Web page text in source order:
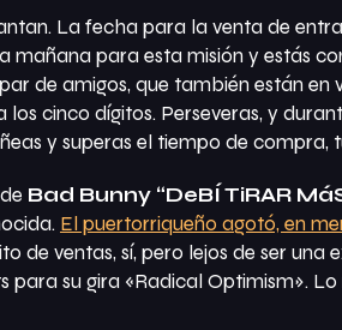
La fecha para la venta de
mañana para esta misión y estás
de amigos, que también están en
los cinco dígitos. Perseveras, y
y superas el tiempo de
Bad Bunny “DeBÍ TiRAR
El puertorriqueño agotó, en
de ventas, sí, pero lejos de ser una
para su gira «Radical Optimism».